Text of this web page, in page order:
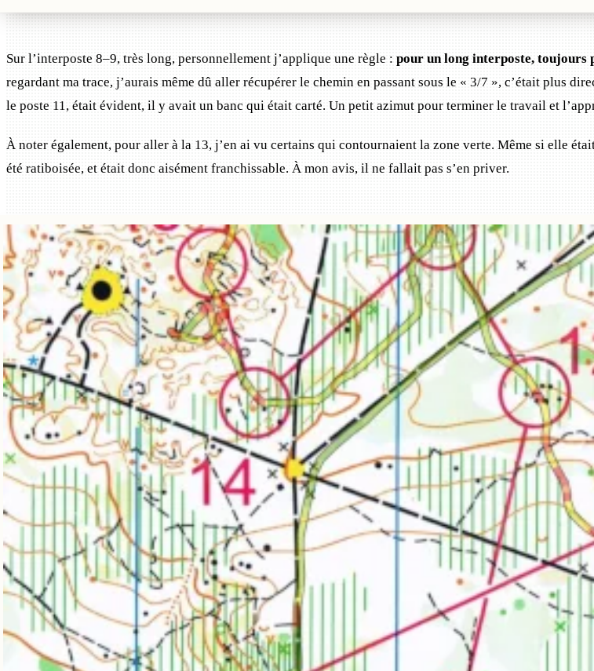
Sur l’interposte 8–9, très long, personnellement j’applique une règle : pour un long interposte, toujours
regardant ma trace, j’aurais même dû aller récupérer le chemin en passant sous le « 3/7 », c’était plus
le poste 11, était évident, il y avait un banc qui était carté. Un petit azimut pour terminer le travail et
À noter également, pour aller à la 13, j’en ai vu certains qui contournaient la zone verte. Même si elle
été ratiboisée, et était donc aisément franchissable. À mon avis, il ne fallait pas s’en priver.